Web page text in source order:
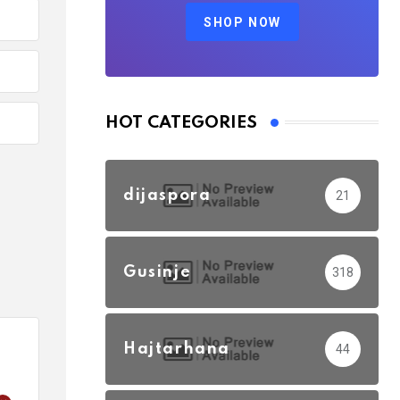
SHOP NOW
HOT CATEGORIES
dijaspora 21
Gusinje 318
Hajtarhana 44